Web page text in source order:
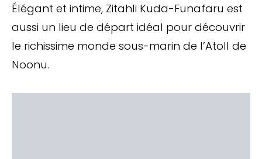
Élégant et intime, Zitahli Kuda-Funafaru est
aussi un lieu de départ idéal pour découvrir
le richissime monde sous-marin de l’Atoll de
Noonu.